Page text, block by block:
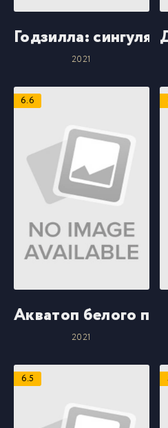
Годзилла:
2021
6.6
Акватоп белого
2021
6.5